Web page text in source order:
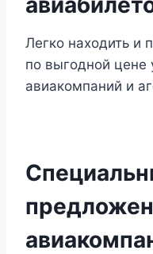
Легко находить и
по выгодной цене
авиакомпаний и